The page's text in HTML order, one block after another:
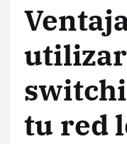
tu red